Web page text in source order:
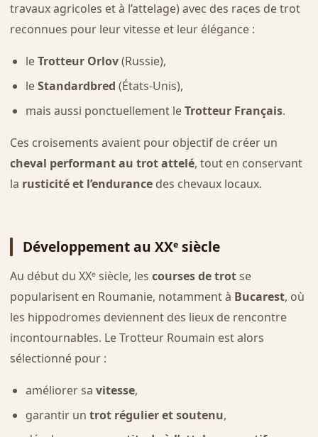
travaux agricoles et à l’attelage) avec des races de trot
reconnues pour leur vitesse et leur élégance :
leTrotteur Orlov(Russie),
leStandardbred (États-Unis),
mais aussi ponctuellement leTrotteur Français.
Ces croisements avaient pour objectif de créer un
cheval performant au trot attelé, tout en conservant
la rusticité et l’endurancedes chevaux locaux.
Développement au XXᵉ siècle
Au début du XXᵉ siècle, les courses de trotse
popularisent en Roumanie, notamment à Bucarest, où
les hippodromes deviennent des lieux de rencontre
incontournables. Le Trotteur Roumain est alors
sélectionné pour :
améliorer sa vitesse,
garantir un trot régulier et soutenu,